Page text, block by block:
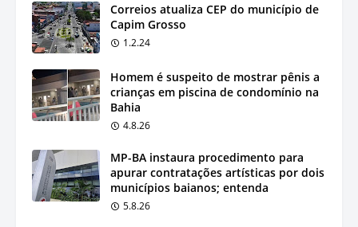
Correios atualiza CEP do município de
Capim Grosso
1.2.24
Homem é suspeito de mostrar pênis a
crianças em piscina de condomínio na
Bahia
4.8.26
MP-BA instaura procedimento para
apurar contratações artísticas por dois
municípios baianos; entenda
5.8.26